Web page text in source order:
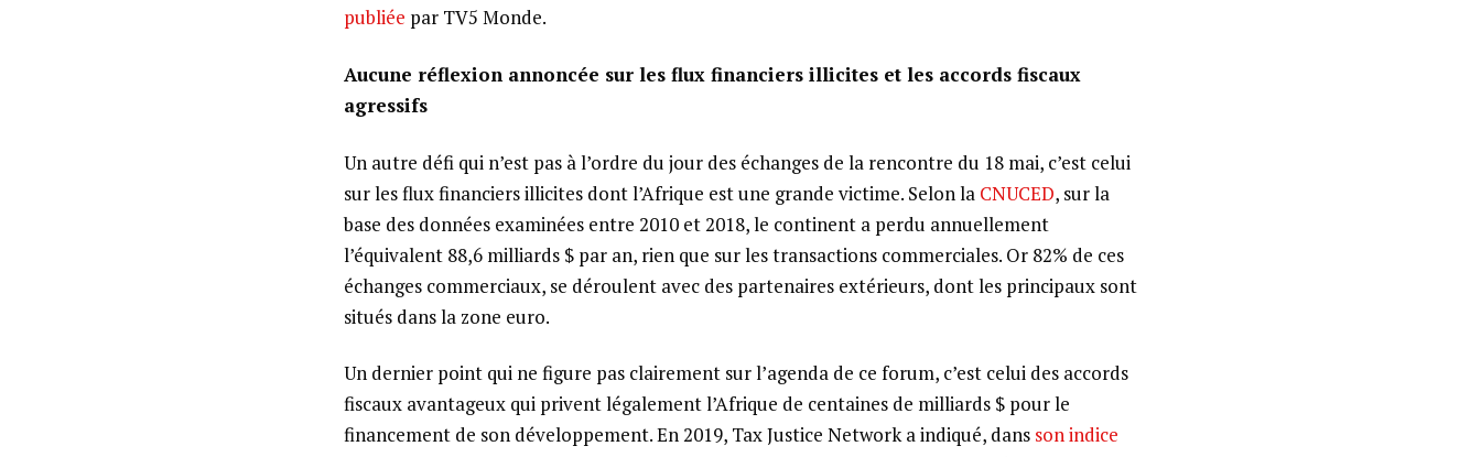
publiée par TV5 Monde.
Aucune réflexion annoncée sur les flux financiers illicites et les accords fiscaux
agressifs
Un autre défi qui n’est pas à l’ordre du jour des échanges de la rencontre du 18 mai, c’est celui
sur les flux financiers illicites dont l’Afrique est une grande victime. Selon la CNUCED, sur la
base des données examinées entre 2010 et 2018, le continent a perdu annuellement
l’équivalent 88,6 milliards $ par an, rien que sur les transactions commerciales. Or 82% de ces
échanges commerciaux, se déroulent avec des partenaires extérieurs, dont les principaux sont
situés dans la zone euro.
Un dernier point qui ne figure pas clairement sur l’agenda de ce forum, c’est celui des accords
fiscaux avantageux qui privent légalement l’Afrique de centaines de milliards $ pour le
financement de son développement. En 2019, Tax Justice Network a indiqué, dans son indice